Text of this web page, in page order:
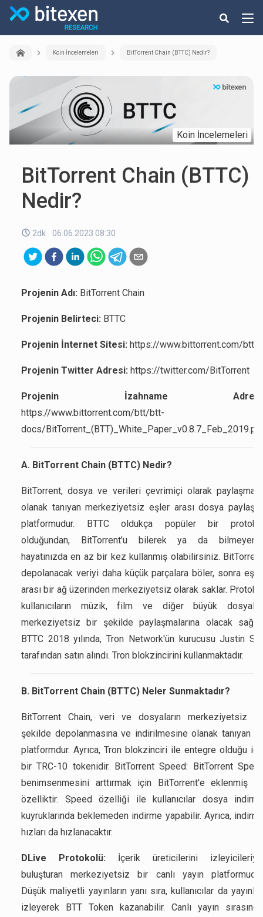
Koin İncelemeleri BitTorrent Chain (BTTC) Nedir?
Koin İncelemeleri
BitTorrent Chain (BTTC)
Nedir?
2dk 06.06.2023 08:30
Projenin Adı: BitTorrent Chain
Projenin Belirteci: BTTC
Projenin İnternet Sitesi: https://www.bittorrent.com/btt/
Projenin Twitter Adresi: https://twitter.com/BitTorrent
Projenin İzahname
https://www.bittorrent.com/btt/btt-
docs/
A. BitTorrent Chain (BTTC) Nedir?
BitTorrent, dosya ve verileri çevrimiçi olarak
olanak tanıyan merkeziyetsiz eşler arası dosya
platformudur. BTTC oldukça popüler bir
olduğundan, BitTorrent'u bilerek ya da
hayatınızda en az bir kez kullanmış olabilirsiniz.
depolanacak veriyi daha küçük parçalara böler, sonra
arası bir ağ üzerinden merkeziyetsiz olarak saklar.
kullanıcıların müzik, film ve diğer büyük
merkeziyetsiz bir şekilde paylaşmalarına olacak
BTTC 2018 yılında, Tron Network'ün kurucusu Justin
tarafından satın alındı. Tron blokzincirini kullanmaktadır.
B. BitTorrent Chain (BTTC) Neler Sunmaktadır?
BitTorrent Chain, veri ve dosyaların merkeziyetsiz
şekilde depolanmasına ve indirilmesine olanak tanıyan
platformdur. Ayrıca, Tron blokzinciri ile entegre olduğu
bir TRC-10 tokenidir. BitTorrent Speed: BitTorrent
benimsenmesini arttırmak için BitTorrent'e eklenmiş
özelliktir. Speed özelliği ile kullanıcılar dosya
kuyruklarında beklemeden indirme yapabilir. Ayrıca,
hızları da hızlanacaktır.
DLive Protokolü: İçerik üreticilerini
buluşturan merkeziyetsiz bir canlı yayın
Düşük maliyetli yayınların yanı sıra, kullanıcılar da
izleyerek BTT Token kazanabilir. Canlı yayın